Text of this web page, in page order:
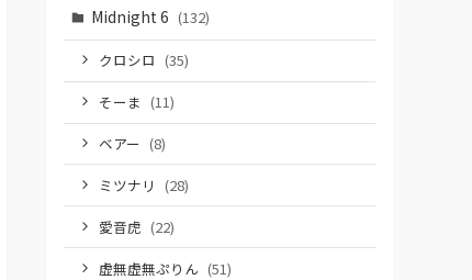
Midnight 6 (132)
クロシロ (35)
そーま (11)
ベアー (8)
ミツナリ (28)
愛音虎 (22)
虚無虚無ぷりん (51)